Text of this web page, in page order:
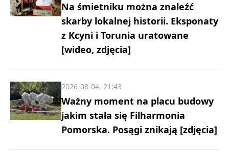
Na śmietniku można znaleźć
skarby lokalnej historii. Eksponaty
z Kcyni i Torunia uratowane
[wideo, zdjęcia]
Ważny moment na placu budowy
jakim stała się Filharmonia
Pomorska. Posągi znikają [zdjęcia]
2026-08-04, 21:43